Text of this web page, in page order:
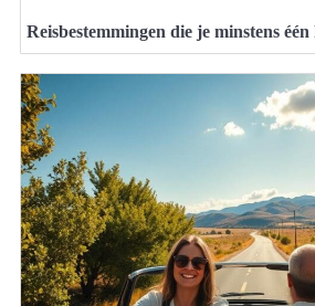
Reisbestemmingen die je minstens